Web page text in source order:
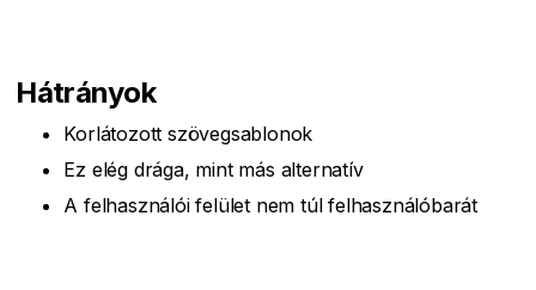
Hátrányok
Korlátozott szövegsablonok
Ez elég drága, mint más alternatív
A felhasználói felület nem túl felhasználóbarát